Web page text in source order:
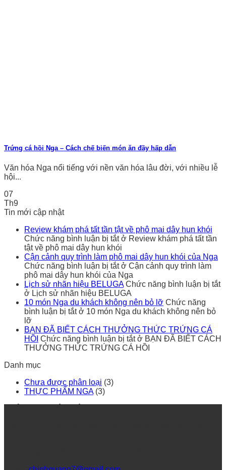
Trứng cá hồi Nga – Cách chế biến món ăn đầy hấp dẫn
Văn hóa Nga nổi tiếng với nền văn hóa lâu đời, với nhiều lễ
hội...
07
Th9
Tin mới cập nhật
Review khám phá tất tần tật về phô mai dây hun khói
Chức năng bình luận bị tắtở Review khám phá tất tần
tật về phô mai dây hun khói
Cận cảnh quy trình làm phô mai dây hun khói của Nga
Chức năng bình luận bị tắtở Cận cảnh quy trình làm
phô mai dây hun khói của Nga
Lịch sử nhãn hiệu BELUGA Chức năng bình luận bị tắt
ở Lịch sử nhãn hiệu BELUGA
10 món Nga du khách không nên bỏ lỡ Chức năng
bình luận bị tắtở 10 món Nga du khách không nên bỏ
lỡ
BẠN ĐÃ BIẾT CÁCH THƯỞNG THỨC TRỨNG CÁ
HỒI Chức năng bình luận bị tắtở BẠN ĐÃ BIẾT CÁCH
THƯỞNG THỨC TRỨNG CÁ HỒI
Danh mục
Chưa được phân loại (3)
THỰC PHẨM NGA(3)